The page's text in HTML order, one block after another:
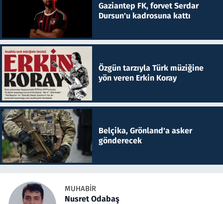
Gaziantep FK, forvet Serdar
Dursun'u kadrosuna kattı
Özgün tarzıyla Türk müziğine
yön veren Erkin Koray
Belçika, Grönland'a asker
gönderecek
MUHABIR
Nusret Odabaş